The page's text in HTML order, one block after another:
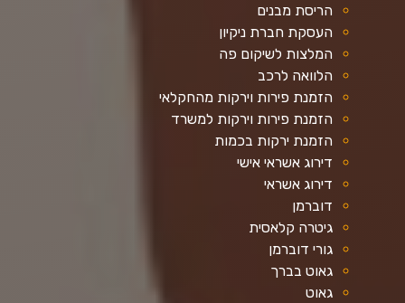
הריסת מבנים
העסקת חברת ניקיון
המלצות לשיקום פה
הלוואה לרכב
הזמנת פירות וירקות מהחקלאי
הזמנת פירות וירקות למשרד
הזמנת ירקות בכמות
דירוג אשראי אישי
דירוג אשראי
דוברמן
גיטרה קלאסית
גורי דוברמן
גאוט בברך
גאוט